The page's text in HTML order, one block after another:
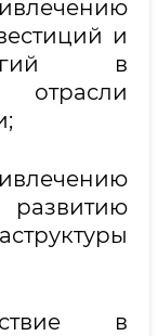
и
в
развитию
в